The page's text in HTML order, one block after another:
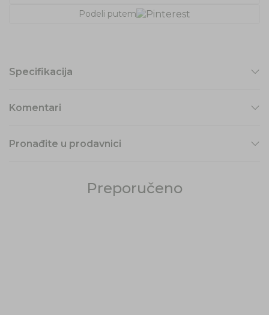
Podeli putem
Specifikacija
Komentari
Pronađite u prodavnici
Preporučeno